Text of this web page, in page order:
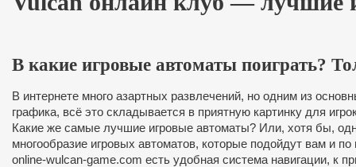
В какие игровые автоматы поиграть?
В интернете много азартных развлечений, но одним из
графика, всё это складывается в приятную картинку для
Какие же самые лучшие игровые автоматы? Или, хотя бы,
многообразие игровых автоматов, которые подойдут вам и
online-wulcan-game.com есть удобная система навигации, к